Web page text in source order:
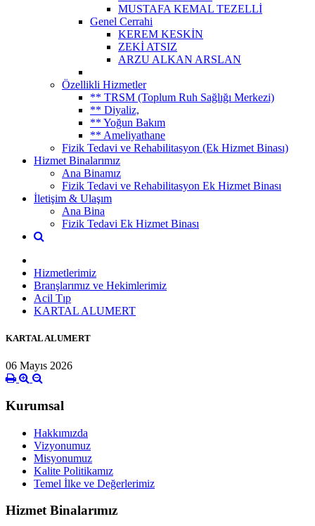
MUSTAFA KEMAL TEZELLİ
Genel Cerrahi
KEREM KESKİN
ZEKİ ATSIZ
ARZU ALKAN ARSLAN
Özellikli Hizmetler
** TRSM (Toplum Ruh Sağlığı Merkezi)
** Diyaliz,
** Yoğun Bakım
** Ameliyathane
Fizik Tedavi ve Rehabilitasyon (Ek Hizmet Binası)
Hizmet Binalarımız
Ana Binamız
Fizik Tedavi ve Rehabilitasyon Ek Hizmet Binası
İletişim & Ulaşım
Ana Bina
Fizik Tedavi Ek Hizmet Binası
Hizmetlerimiz
Branşlarımız ve Hekimlerimiz
Acil Tıp
KARTAL ALUMERT
KARTAL ALUMERT
06 Mayıs 2026
Kurumsal
Hakkımızda
Vizyonumuz
Misyonumuz
Kalite Politikamız
Temel İlke ve Değerlerimiz
Hizmet Binalarımız